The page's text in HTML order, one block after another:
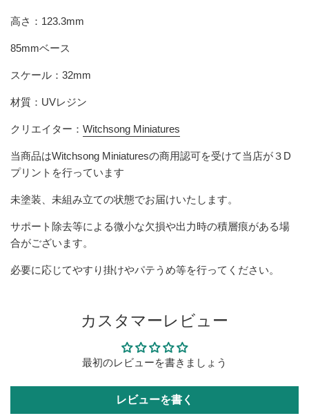
高さ：123.3mm
85mmベース
スケール：32mm
材質：UVレジン
クリエイター： Witchsong Miniatures
当商品はWitchsong Miniaturesの商用認可を受けて当店が３D
プリントを行っています
未塗装、未組み立ての状態でお届けいたします。
サポート除去等による微小な欠損や出力時の積層痕がある場
合がございます。
必要に応じてやすり掛けやパテうめ等を行ってください。
カスタマーレビュー
最初のレビューを書きましょう
レビューを書く